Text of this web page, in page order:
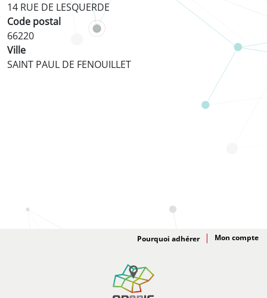
14 RUE DE LESQUERDE
Code postal
66220
Ville
SAINT PAUL DE FENOUILLET
Adhésion
Pourquoi adhérer